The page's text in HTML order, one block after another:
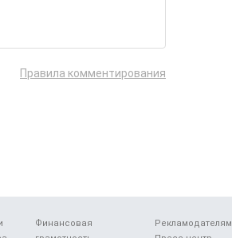
Правила комментирования
Финансовая
Рекламодателям